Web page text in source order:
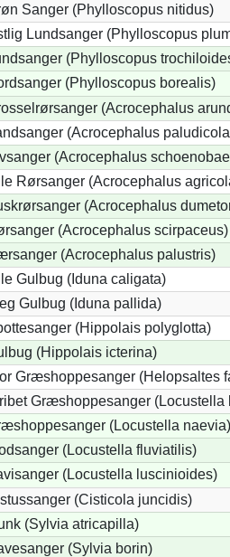
Sanger (Phylloscopus nitidus)
Lundsanger (Phylloscopus
(Phylloscopus
(Phylloscopus borealis)
(Acrocephalus
(Acrocephalus
(Acrocephalus
Rørsanger (Acrocephalus
(Acrocephalus
(Acrocephalus scirpaceus)
(Acrocephalus palustris)
Gulbug (Iduna caligata)
Gulbug (Iduna pallida)
(Hippolais polyglotta)
(Hippolais icterina)
Græshoppesanger (Helopsaltes
Græshoppesanger (Locustella
(Locustella naevia)
(Locustella fluviatilis)
(Locustella luscinioides)
(Cisticola juncidis)
(Sylvia atricapilla)
(Sylvia borin)